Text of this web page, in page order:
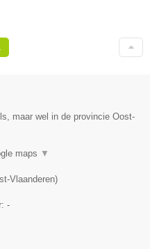
maar wel in de provincie Oost-
maps ▼
Vlaanderen)
-